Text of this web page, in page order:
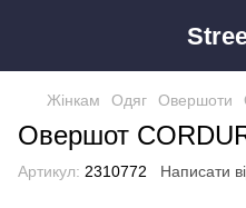
Жінкам Одяг Овершоти
Овершот
Артикул: 2310772 Написати